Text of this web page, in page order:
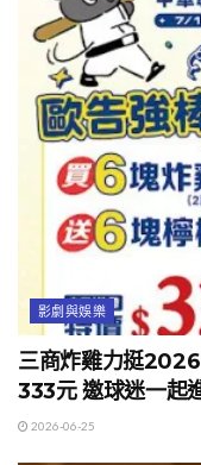
影劇與娛樂
三商炸雞力挺
333元 邀球迷一起
2026-06-25